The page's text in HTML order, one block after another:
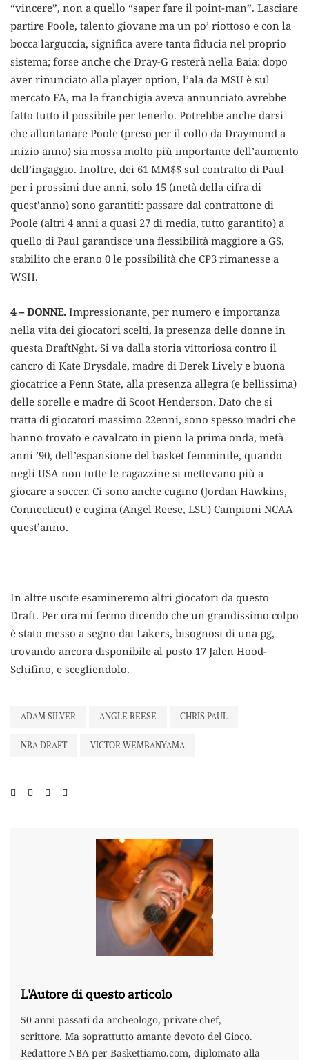
“vincere”, non a quello “saper fare il point-man”. Lasciare
partire Poole, talento giovane ma un po’ riottoso e con la
bocca larguccia, significa avere tanta fiducia nel proprio
sistema; forse anche che Dray-G resterà nella Baia: dopo
aver rinunciato alla player option, l’ala da MSU è sul
mercato FA, ma la franchigia aveva annunciato avrebbe
fatto tutto il possibile per tenerlo. Potrebbe anche darsi
che allontanare Poole (preso per il collo da Draymond a
inizio anno) sia mossa molto più importante dell’aumento
dell’ingaggio. Inoltre, dei 61 MM$$ sul contratto di Paul
per i prossimi due anni, solo 15 (metà della cifra di
quest’anno) sono garantiti: passare dal contrattone di
Poole (altri 4 anni a quasi 27 di media, tutto garantito) a
quello di Paul garantisce una flessibilità maggiore a GS,
stabilito che erano 0 le possibilità che CP3 rimanesse a
WSH.
4 – DONNE. Impressionante, per numero e importanza
nella vita dei giocatori scelti, la presenza delle donne in
questa DraftNght. Si va dalla storia vittoriosa contro il
cancro di Kate Drysdale, madre di Derek Lively e buona
giocatrice a Penn State, alla presenza allegra (e bellissima)
delle sorelle e madre di Scoot Henderson. Dato che si
tratta di giocatori massimo 22enni, sono spesso madri che
hanno trovato e cavalcato in pieno la prima onda, metà
anni ’90, dell’espansione del basket femminile, quando
negli USA non tutte le ragazzine si mettevano più a
giocare a soccer. Ci sono anche cugino (Jordan Hawkins,
Connecticut) e cugina (Angel Reese, LSU) Campioni NCAA
quest’anno.
In altre uscite esamineremo altri giocatori da questo
Draft. Per ora mi fermo dicendo che un grandissimo colpo
è stato messo a segno dai Lakers, bisognosi di una pg,
trovando ancora disponibile al posto 17 Jalen Hood-
Schifino, e scegliendolo.
ADAM SILVER ANGLE REESE CHRIS PAUL
NBA DRAFT VICTOR WEMBANYAMA
L'Autore di questo articolo
50 anni passati da archeologo, private chef,
scrittore. Ma soprattutto amante devoto del Gioco.
Redattore NBA per Baskettiamo.com, diplomato alla